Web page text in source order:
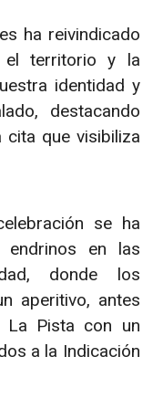
ha reivindicado
el territorio y la
identidad y
destacando
que visibiliza
se ha
en las
donde los
aperitivo, antes
La Pista con un
a la Indicación